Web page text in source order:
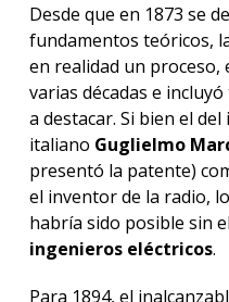
Desde que en 1873 se
fundamentos teóricos,
en realidad un proceso,
varias décadas e
a destacar. Si bien el
italiano Guglielmo
presentó la patente)
el inventor de la radio,
habría sido posible sin
ingenieros eléctricos.
Para 1894, el